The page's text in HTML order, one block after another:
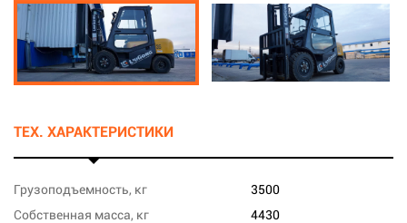
ТЕХ. ХАРАКТЕРИСТИКИ
Грузоподъемность, кг
3500
Собственная масса, кг
4430